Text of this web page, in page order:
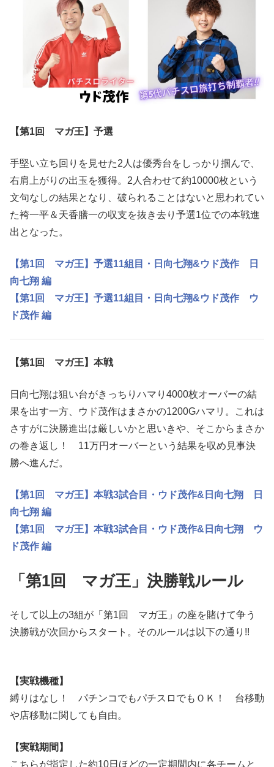
【第1回 マガ王】予選
手堅い立ち回りを見せた2人は優秀台をしっかり掴んで、
右肩上がりの出玉を獲得。2人合わせて約10000枚という
文句なしの結果となり、破られることはないと思われてい
た袴一平＆天香膳一の収支を抜き去り予選1位での本戦進
出となった。
【第1回 マガ王】予選11組目・日向七翔&ウド茂作 日
向七翔 編
【第1回 マガ王】予選11組目・日向七翔&ウド茂作 ウ
ド茂作 編
【第1回 マガ王】本戦
日向七翔は狙い台がきっちりハマり4000枚オーバーの結
果を出す一方、ウド茂作はまさかの1200Gハマリ。これは
さすがに決勝進出は厳しいかと思いきや、そこからまさか
の巻き返し！ 11万円オーバーという結果を収め見事決
勝へ進んだ。
【第1回 マガ王】本戦3試合目・ウド茂作&日向七翔 日
向七翔 編
【第1回 マガ王】本戦3試合目・ウド茂作&日向七翔 ウ
ド茂作 編
「第1回 マガ王」決勝戦ルール
そして以上の3組が「第1回 マガ王」の座を賭けて争う
決勝戦が次回からスタート。そのルールは以下の通り!!
【実戦機種】
縛りはなし！ パチンコでもパチスロでもＯＫ！ 台移動
や店移動に関しても自由。
【実戦期間】
こちらが指定した約10日ほどの一定期間内に各チームと